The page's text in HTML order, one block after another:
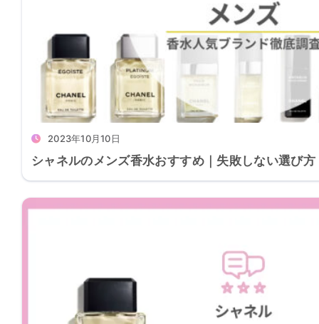
2023年10月10日
シャネルのメンズ香水おすすめ｜失敗しない選び